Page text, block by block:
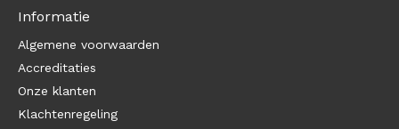
Informatie
Algemene voorwaarden
Accreditaties
Onze klanten
Klachtenregeling